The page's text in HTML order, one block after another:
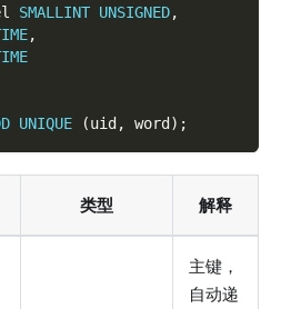
SMALLINT UNSIGNED,
,
UNIQUE (uid , word ) ;
类型 解释
主键，
自动递